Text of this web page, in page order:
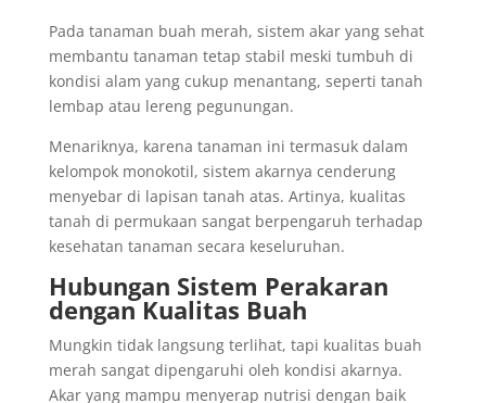
Pada tanaman buah merah, sistem akar yang sehat
membantu tanaman tetap stabil meski tumbuh di
kondisi alam yang cukup menantang, seperti tanah
lembap atau lereng pegunungan.
Menariknya, karena tanaman ini termasuk dalam
kelompok monokotil, sistem akarnya cenderung
menyebar di lapisan tanah atas. Artinya, kualitas
tanah di permukaan sangat berpengaruh terhadap
kesehatan tanaman secara keseluruhan.
Hubungan Sistem Perakaran
dengan Kualitas Buah
Mungkin tidak langsung terlihat, tapi kualitas buah
merah sangat dipengaruhi oleh kondisi akarnya.
Akar yang mampu menyerap nutrisi dengan baik